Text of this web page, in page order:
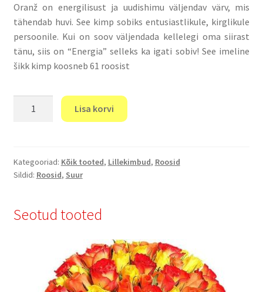
Oranž on energilisust ja uudishimu väljendav värv, mis
tähendab huvi. See kimp sobiks entusiastlikule, kirglikule
persoonile. Kui on soov väljendada kellelegi oma siirast
tänu, siis on “Energia” selleks ka igati sobiv! See imeline
šikk kimp koosneb 61 roosist
Lisa korvi
Kategooriad: Kõik tooted, Lillekimbud, Roosid
Sildid: Roosid, Suur
Seotud tooted